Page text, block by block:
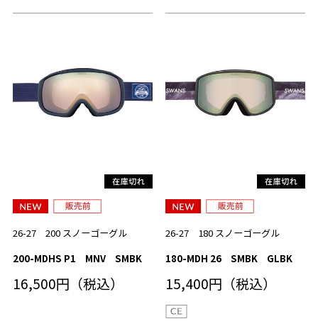
26-27 200 スノーゴーグル
200-MDHS P1 MNV SMBK
16,500円（税込）
26-27 180 スノーゴーグル
180-MDH 26 SMBK GLBK
15,400円（税込）